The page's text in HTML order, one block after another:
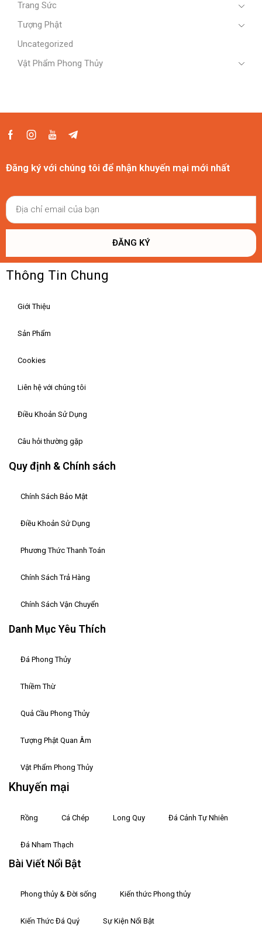
Trang Sức
Tượng Phật
Uncategorized
Vật Phẩm Phong Thủy
Đăng ký với chúng tôi để nhận khuyến mại mới nhất
ĐĂNG KÝ
Thông Tin Chung
Giới Thiệu
Sản Phẩm
Cookies
Liên hệ với chúng tôi
Điều Khoản Sử Dụng
Câu hỏi thường gặp
Quy định & Chính sách
Chính Sách Bảo Mật
Điều Khoản Sử Dụng
Phương Thức Thanh Toán
Chính Sách Trả Hàng
Chính Sách Vận Chuyển
Danh Mục Yêu Thích
Đá Phong Thủy
Thiềm Thừ
Quả Cầu Phong Thủy
Tượng Phật Quan Âm
Vật Phẩm Phong Thủy
Khuyến mại
Rồng Cá Chép Long Quy Đá Cảnh Tự Nhiên
Đá Nham Thạch
Bài Viết Nổi Bật
Phong thủy & Đời sống Kiến thức Phong thủy
Kiến Thức Đá Quý Sự Kiện Nổi Bật